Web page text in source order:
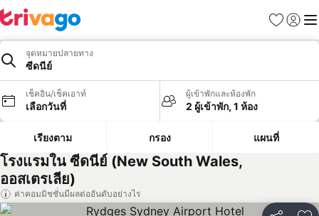
รายการโป
เข้าสู่ร
เมนู
จุดหมายปลายทาง
ซีดนีย์
เช็คอิน/เช็คเอาท์
เลือกวันที่
ผู้เข้าพักและห้องพัก
2 ผู้เข้าพัก, 1 ห้อง
เรียงตาม กรอง แผนที่
โรงแรมใน ซีดนีย์ (New South Wales,
ออสเตรเลีย)
ค่าคอมมิชชั่นมีผลต่ออันดับอย่างไร